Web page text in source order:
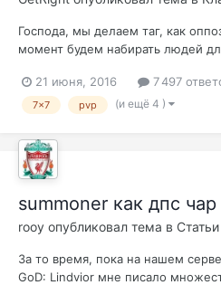
Господа, мы делаем таг, как
момент будем набирать людей
и прочие приколюхи От вас:
мероприятий, говорилка мамбл...
21 июня, 2016 7 497
7x7 pvp (и ещё 4 )
summoner как дпс чар
rooy опубликовал тема в
За то время, пока на нашем
GoD: Lindvior мне писало